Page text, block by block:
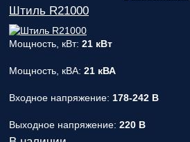
Штиль R21000
Мощность, кВт: 21 кВт
Мощность, кВА: 21 кВА
Входное напряжение: 178-242 В
Выходное напряжение: 220 В